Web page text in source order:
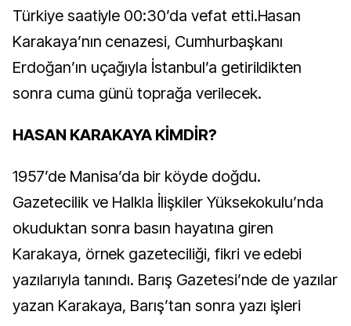
Türkiye saatiyle 00:30’da vefat etti.Hasan
Karakaya’nın cenazesi, Cumhurbaşkanı
Erdoğan’ın uçağıyla İstanbul’a getirildikten
sonra cuma günü toprağa verilecek.
HASAN KARAKAYA KİMDİR?
1957’de Manisa’da bir köyde doğdu.
Gazetecilik ve Halkla İlişkiler Yüksekokulu’nda
okuduktan sonra basın hayatına giren
Karakaya, örnek gazeteciliği, fikri ve edebi
yazılarıyla tanındı. Barış Gazetesi’nde de yazılar
yazan Karakaya, Barış’tan sonra yazı işleri